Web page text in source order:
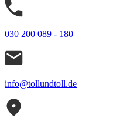
030 200 089 - 180
info@tollundtoll.de